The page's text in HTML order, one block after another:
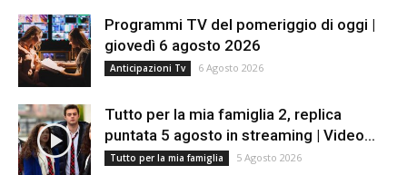
Programmi TV del pomeriggio di oggi |
giovedì 6 agosto 2026
Anticipazioni Tv 6 Agosto 2026
Tutto per la mia famiglia 2, replica
puntata 5 agosto in streaming | Video...
Tutto per la mia famiglia 5 Agosto 2026